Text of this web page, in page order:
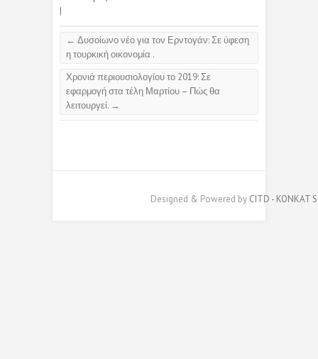
|
← Δυσοίωνο νέο για τον Ερντογάν: Σε ύφεση
η τουρκική οικονομία .
Χρονιά περιουσιολογίου το 2019: Σε
εφαρμογή στα τέλη Μαρτίου – Πώς θα
λειτουργεί. →
Designed & Powered by CITD - KONKAT